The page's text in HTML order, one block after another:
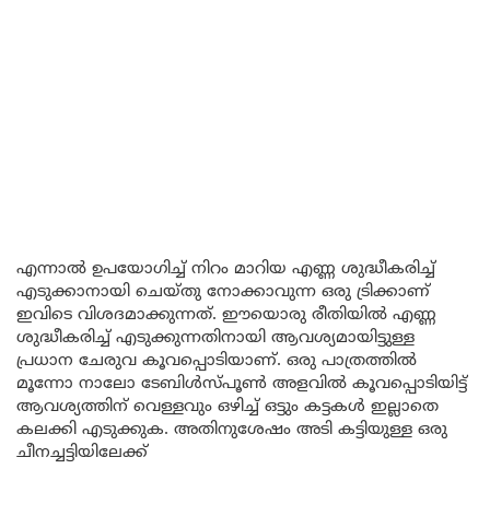
എന്നാൽ ഉപയോഗിച്ച് നിറം മാറിയ എണ്ണ ശുദ്ധീകരിച്ച്
എടുക്കാനായി ചെയ്തു നോക്കാവുന്ന ഒരു ട്രിക്കാണ്
ഇവിടെ വിശദമാക്കുന്നത്. ഈയൊരു രീതിയിൽ എണ്ണ
ശുദ്ധീകരിച്ച് എടുക്കുന്നതിനായി ആവശ്യമായിട്ടുള്ള
പ്രധാന ചേരുവ കൂവപ്പൊടിയാണ്. ഒരു പാത്രത്തിൽ
മൂന്നോ നാലോ ടേബിൾസ്പൂൺ അളവിൽ കൂവപ്പൊടിയിട്ട്
ആവശ്യത്തിന് വെള്ളവും ഒഴിച്ച് ഒട്ടും കട്ടകൾ ഇല്ലാതെ
കലക്കി എടുക്കുക. അതിനുശേഷം അടി കട്ടിയുള്ള ഒരു
ചീനച്ചട്ടിയിലേക്ക്